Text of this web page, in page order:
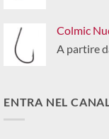
Colmic
A partire
ENTRA NEL